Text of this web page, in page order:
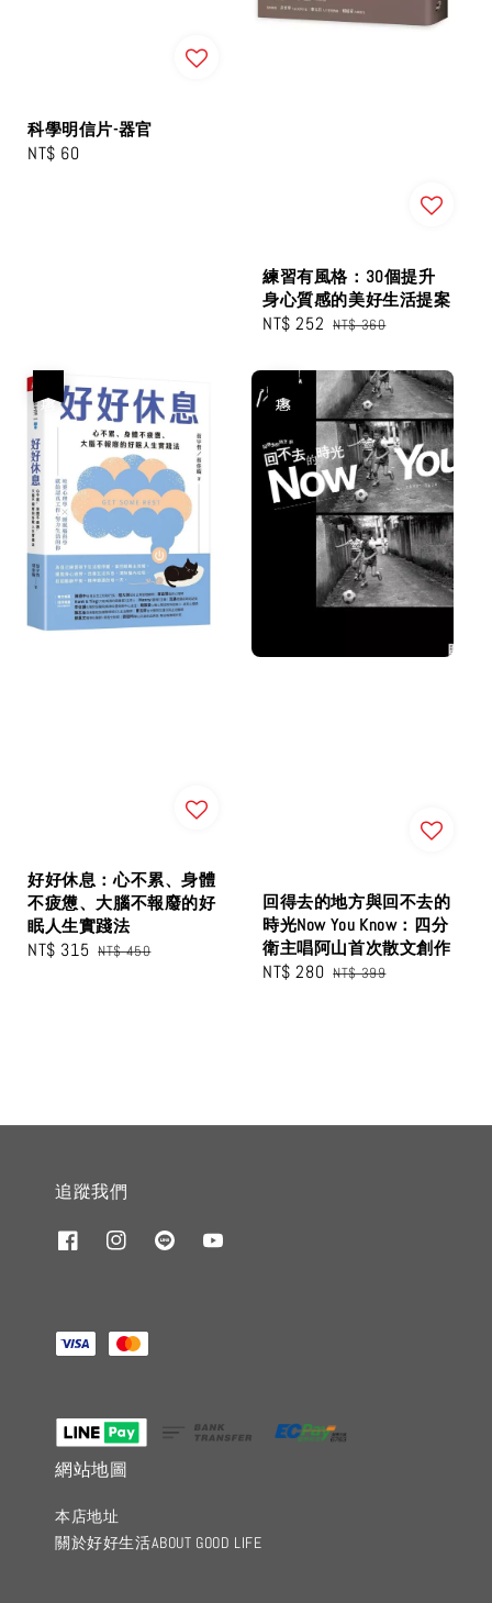
科學明信片-器官
Regular
NT$ 60
練習有風格：30個提升
身心質感的美好生活提案
Sale
NT$ 252 Regular
NT$ 360
好好休息：心不累、身體
不疲憊、大腦不報廢的好
眠人生實踐法
Sale
NT$ 315 Regular
NT$ 450
回得去的地方與回不去的
時光Now You Know：四分
衛主唱阿山首次散文創作
Sale
NT$ 280 Regular
NT$ 399
追蹤我們
網站地圖
本店地址
關於好好生活ABOUT GOOD LIFE